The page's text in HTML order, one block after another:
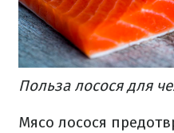
Польза лосося для
Мясо лосося